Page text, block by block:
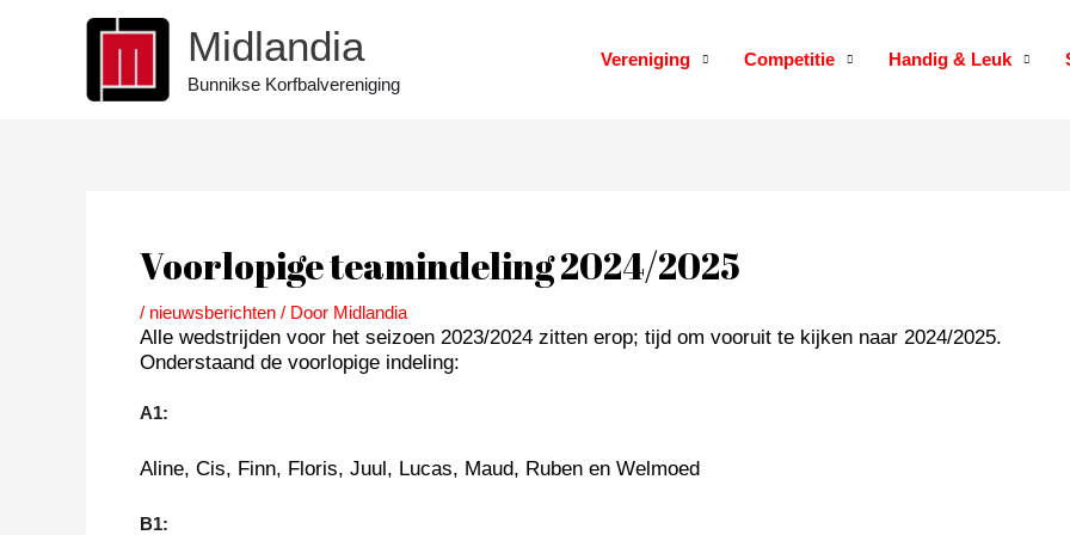
Midlandia
Bunnikse Korfbalvereniging
Vereniging Competitie Handig & Leuk
Voorlopige teamindeling 2024/2025
/ nieuwsberichten / Door Midlandia
Alle wedstrijden voor het seizoen 2023/2024 zitten erop; tijd om vooruit te kijken naar 2024/2025.
Onderstaand de voorlopige indeling:
A1:
Aline, Cis, Finn, Floris, Juul, Lucas, Maud, Ruben en Welmoed
B1: